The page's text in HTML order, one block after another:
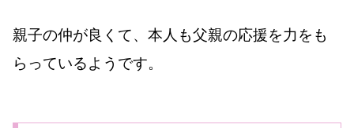
親子の仲が良くて、本人も父親の応援を力をも
らっているようです。